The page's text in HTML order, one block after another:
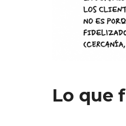
Lo que